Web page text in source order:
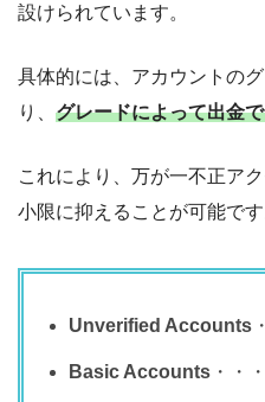
設けられています。
具体的には、アカウントの
り、 グレードによって出金
これにより、万が一不正ア
小限に抑えることが可能です
Unverified Accounts
Basic Accounts ・・